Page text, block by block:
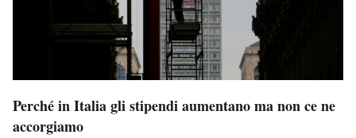
Perché in Italia gli stipendi aumentano ma non ce ne
accorgiamo